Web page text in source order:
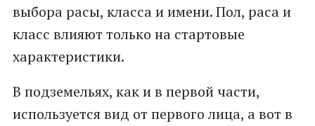
выбора расы, класса и имени. Пол, раса и
класс влияют только на стартовые
характеристики.
В подземельях, как и в первой части,
используется вид от первого лица, а вот в